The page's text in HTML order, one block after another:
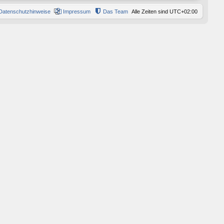
Alle Zeiten sind UTC+02:00
Das Team
Impressum